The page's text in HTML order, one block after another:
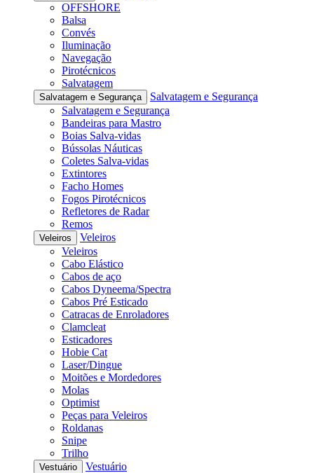
OFFSHORE
Balsa
Convés
Iluminação
Navegação
Pirotécnicos
Salvatagem
Salvatagem e Segurança
Salvatagem e Segurança
Salvatagem e Segurança
Bandeiras para Mastro
Boias Salva-vidas
Bússolas Náuticas
Coletes Salva-vidas
Extintores
Facho Homes
Fogos Pirotécnicos
Refletores de Radar
Remos
Veleiros
Veleiros
Veleiros
Cabo Elástico
Cabos de aço
Cabos Dyneema/Spectra
Cabos Pré Esticado
Catracas de Enroladores
Clamcleat
Esticadores
Hobie Cat
Laser/Dingue
Moitões e Mordedores
Molas
Optimist
Peças para Veleiros
Roldanas
Snipe
Trilho
Vestuário
Vestuário